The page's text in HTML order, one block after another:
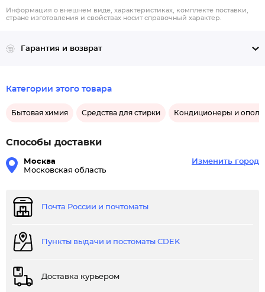
Информация о внешнем виде, характеристиках, комплекте поставки,
стране изготовления и свойствах носит справочный характер.
Гарантия и возврат
Категории этого товара
Бытовая химия Средства для стирки Кондиционеры и
Способы доставки
Москва
Московская область
Изменить город
Почта России и почтоматы
Пункты выдачи и постоматы CDEK
Доставка курьером